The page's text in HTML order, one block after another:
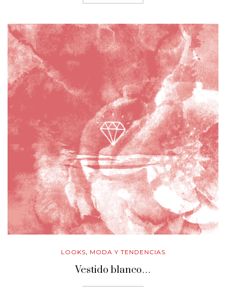
LOOKS, MODA Y TENDENCIAS
Vestido blanco…